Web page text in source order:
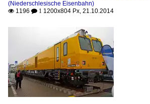
(Niederschlesische Eisenbahn)
 1196  1 1200x804 Px, 21.10.2014